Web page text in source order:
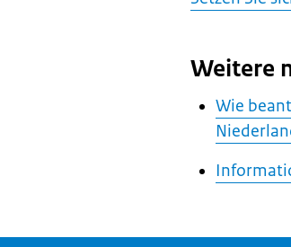
Weitere
Wie